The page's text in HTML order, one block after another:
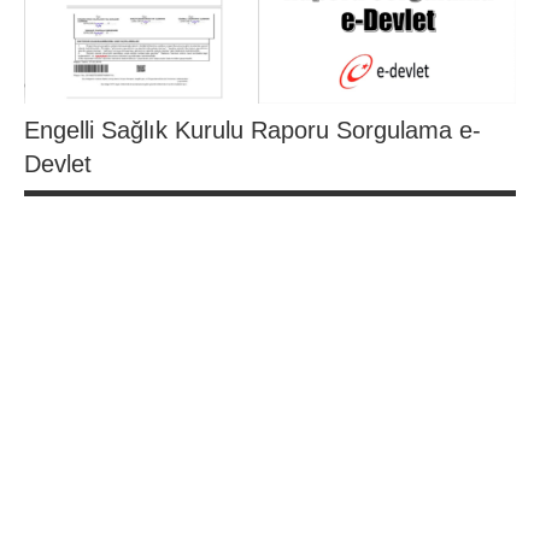
Engelli Sağlık Kurulu Raporu Sorgulama e-
Devlet